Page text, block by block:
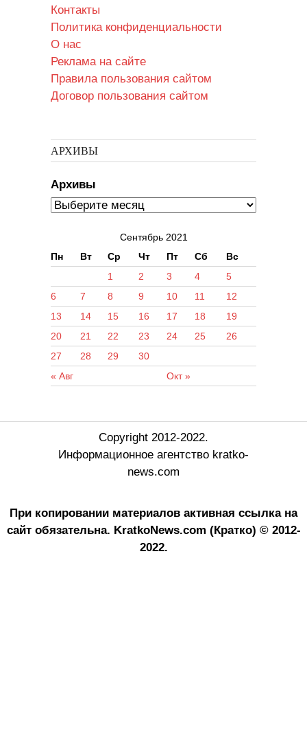
Контакты
Политика конфиденциальности
О нас
Реклама на сайте
Правила пользования сайтом
Договор пользования сайтом
АРХИВЫ
Архивы
Сентябрь 2021
Пн
Вт Ср Чт Пт Сб Вс
« Авг Окт »
1 2 3 4
5
6
7 8 9 10 11
12
13
14 15 16 17 18
19
20
21 22 23 24 25
26
27
28 29 30
Copyright 2012-2022.
Информационное агентство kratko-
news.com
При копировании материалов активная ссылка на
сайт обязательна. KratkoNews.com (Кратко) © 2012-
2022.